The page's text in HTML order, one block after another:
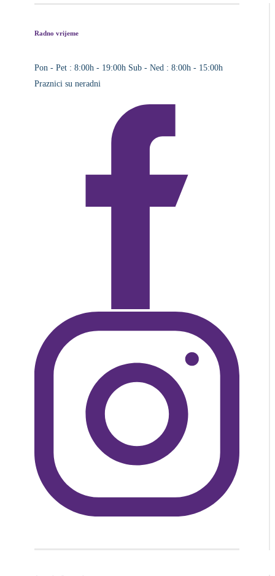
Radno vrijeme
Pon - Pet : 8:00h - 19:00h Sub - Ned : 8:00h - 15:00h
Praznici su neradni